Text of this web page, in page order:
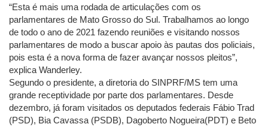
“Esta é mais uma rodada de articulações com os
parlamentares de Mato Grosso do Sul. Trabalhamos ao longo
de todo o ano de 2021 fazendo reuniões e visitando nossos
parlamentares de modo a buscar apoio às pautas dos policiais,
pois esta é a nova forma de fazer avançar nossos pleitos”,
explica Wanderley.
Segundo o presidente, a diretoria do SINPRF/MS tem uma
grande receptividade por parte dos parlamentares. Desde
dezembro, já foram visitados os deputados federais Fábio Trad
(PSD), Bia Cavassa (PSDB), Dagoberto Nogueira(PDT) e Beto